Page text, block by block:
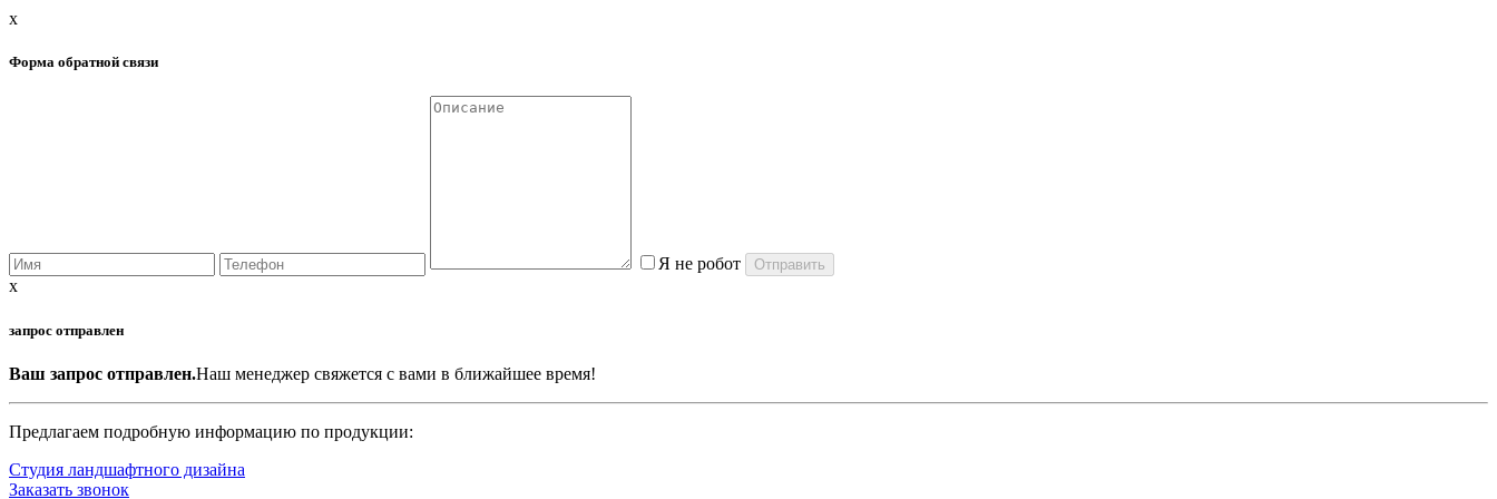
x
Форма обратной связи
Я не робот
x
запрос отправлен
Ваш запрос отправлен.Наш менеджер свяжется с вами в ближайшее время!
Предлагаем подробную информацию по продукции:
Студия ландшафтного дизайна
Заказать звонок